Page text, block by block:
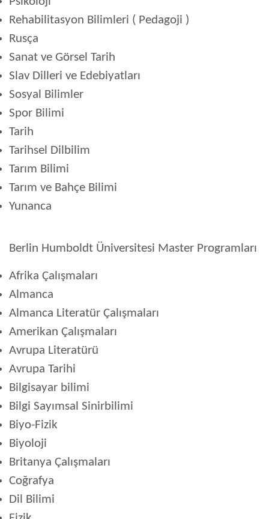
Rehabilitasyon Bilimleri ( Pedagoji )
Rusça
Sanat ve Görsel Tarih
Slav Dilleri ve Edebiyatları
Sosyal Bilimler
Spor Bilimi
Tarih
Tarihsel Dilbilim
Tarım Bilimi
Tarım ve Bahçe Bilimi
Yunanca
Berlin Humboldt Üniversitesi Master Programları
Afrika Çalışmaları
Almanca
Almanca Literatür Çalışmaları
Amerikan Çalışmaları
Avrupa Literatürü
Avrupa Tarihi
Bilgisayar bilimi
Bilgi Sayımsal Sinirbilimi
Biyo-Fizik
Biyoloji
Britanya Çalışmaları
Coğrafya
Dil Bilimi